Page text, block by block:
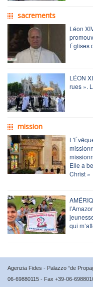
sacrements
Léon
Églises
LÉON
rues ».
mission
Elle a
Christ »
qui
Agenzia Fides - Palazzo “de
06-69880115 - Fax +39-06-